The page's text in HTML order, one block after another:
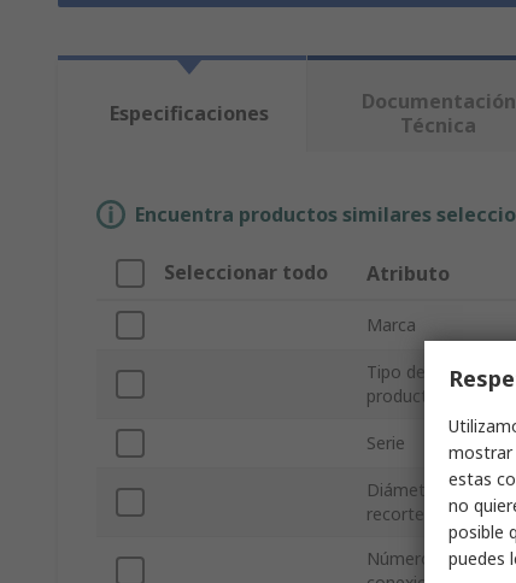
Especificaciones
Documentación
Técnica
Encuentra productos similares
Seleccionar todo Atributo
Marca
Tipo de
producto
Serie
Diámetro de
recorte
Número de
mostrar
estas
no
posible
puedes